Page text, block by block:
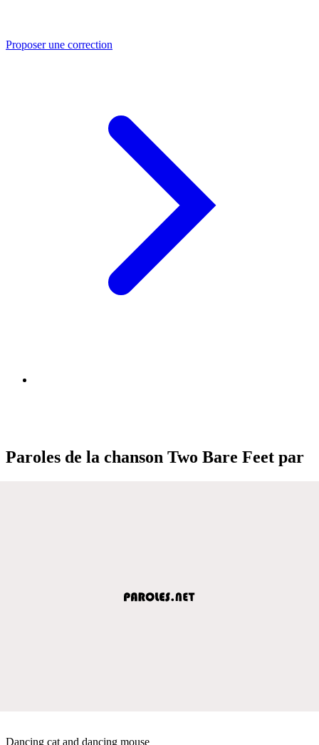
Proposer une correction
Paroles de la chanson Two Bare Feet par
Dancing cat and dancing mouse